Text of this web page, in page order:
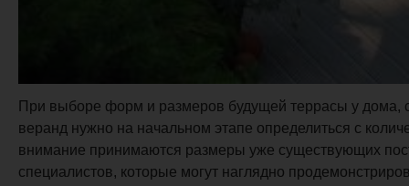
При выборе форм и размеров будущей террасы у дома,
веранд нужно на начальном этапе определиться с
внимание принимаются размеры уже существующих
специалистов, которые могут наглядно